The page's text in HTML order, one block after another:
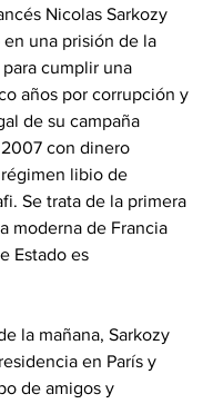
Nicolas Sarkozy
una prisión de la
cumplir una
años por corrupción y
de su campaña
con dinero
libio de
Se trata de la primera
moderna de Francia
Estado es
la mañana, Sarkozy
en París y
de amigos y